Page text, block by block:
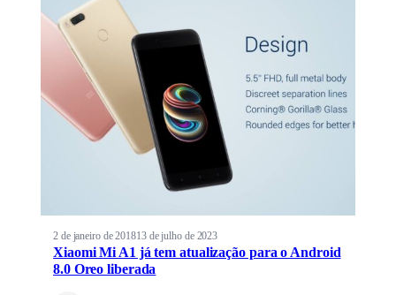
2 de janeiro de 201813 de julho de 2023
Xiaomi Mi A1 já tem atualização para o Android
8.0 Oreo liberada